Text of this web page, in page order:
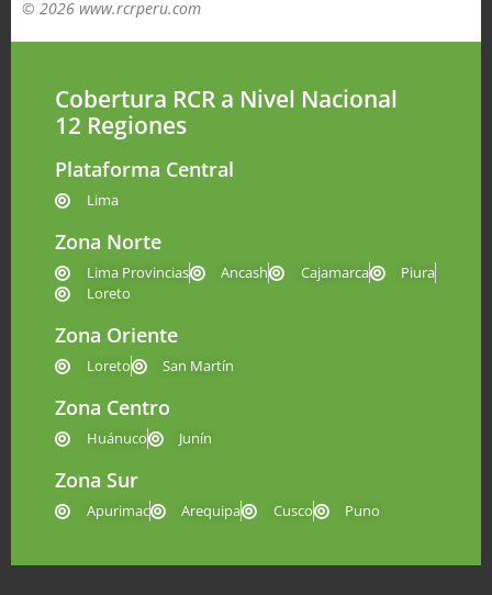
© 2026 www.rcrperu.com
Cobertura RCR a Nivel Nacional
12 Regiones
Plataforma Central
Lima
Zona Norte
Lima Provincias Ancash Cajamarca
Piura
Loreto
Zona Oriente
Loreto San Martín
Zona Centro
Huánuco Junín
Zona Sur
Apurimac Arequipa Cusco Puno